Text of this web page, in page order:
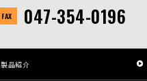
FAX 047-354-0196
製品紹介